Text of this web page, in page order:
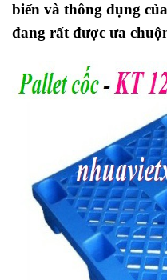
biến và thông dụng
đang rất được ưa